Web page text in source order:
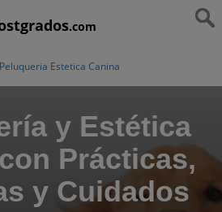
.com
Estetica Canina
y Estética
Prácticas,
y Cuidados